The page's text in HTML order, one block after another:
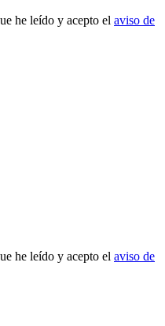
he leído y acepto el aviso de
he leído y acepto el aviso de